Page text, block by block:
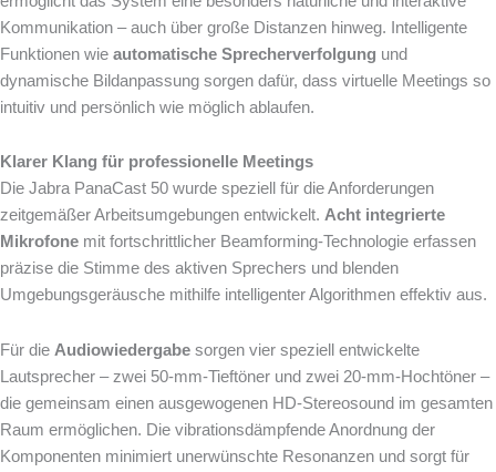
Kommunikation – auch über große Distanzen hinweg. Intelligente
Funktionen wie automatische Sprecherverfolgung und
dynamische Bildanpassung sorgen dafür, dass virtuelle Meetings so
intuitiv und persönlich wie möglich ablaufen.
Klarer Klang für professionelle Meetings
Die Jabra PanaCast 50 wurde speziell für die Anforderungen
zeitgemäßer Arbeitsumgebungen entwickelt. Acht integrierte
Mikrofone mit fortschrittlicher Beamforming-Technologie erfassen
präzise die Stimme des aktiven Sprechers und blenden
Umgebungsgeräusche mithilfe intelligenter Algorithmen effektiv aus.
Für die Audiowiedergabe sorgen vier speziell entwickelte
Lautsprecher – zwei 50-mm-Tieftöner und zwei 20-mm-Hochtöner –
die gemeinsam einen ausgewogenen HD-Stereosound im gesamten
Raum ermöglichen. Die vibrationsdämpfende Anordnung der
Komponenten minimiert unerwünschte Resonanzen und sorgt für